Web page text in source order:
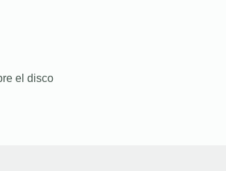
el disco